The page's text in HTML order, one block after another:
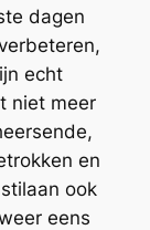
dagen
echt
niet meer
en
ook
eens